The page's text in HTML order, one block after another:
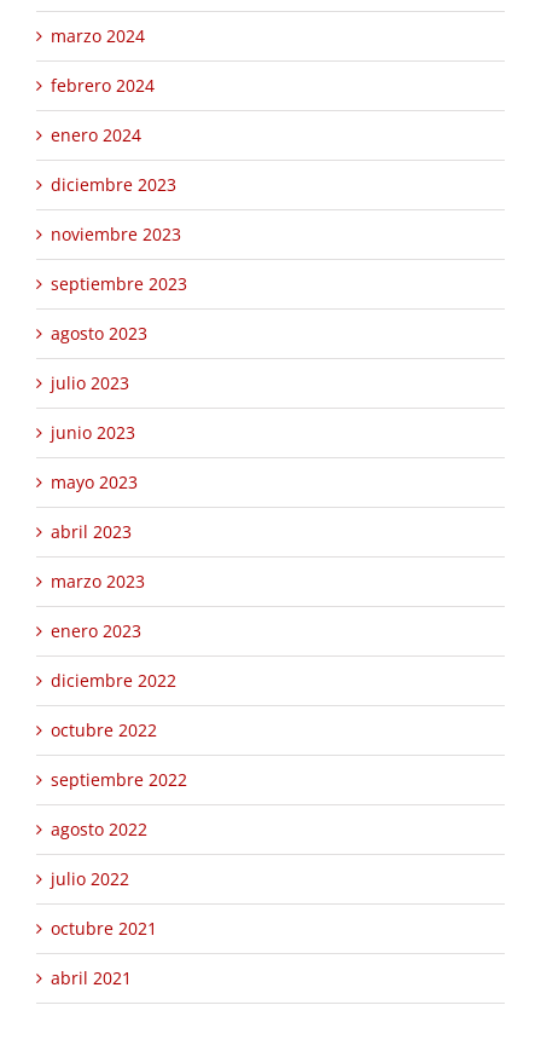
marzo 2024
febrero 2024
enero 2024
diciembre 2023
noviembre 2023
septiembre 2023
agosto 2023
julio 2023
junio 2023
mayo 2023
abril 2023
marzo 2023
enero 2023
diciembre 2022
octubre 2022
septiembre 2022
agosto 2022
julio 2022
octubre 2021
abril 2021